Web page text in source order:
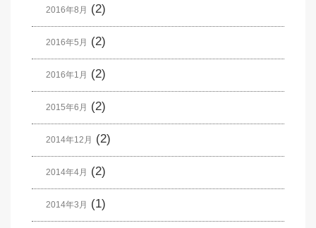
2016年8月 (2)
2016年5月 (2)
2016年1月 (2)
2015年6月 (2)
2014年12月 (2)
2014年4月 (2)
2014年3月 (1)